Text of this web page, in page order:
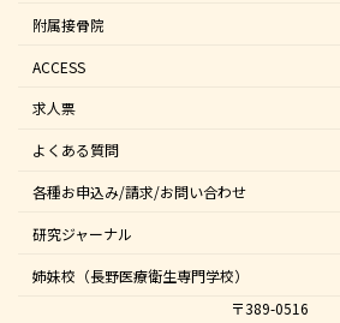
附属接骨院
ACCESS
求人票
よくある質問
各種お申込み/請求/お問い合わせ
研究ジャーナル
姉妹校（長野医療衛生専門学校）
〒389-0516